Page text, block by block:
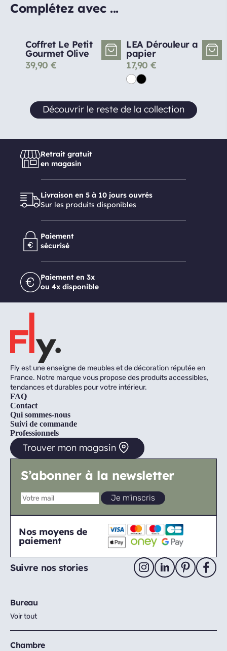
Complétez avec ...
Coffret Le Petit
Gourmet Olive
39,90 €
LEA Dérouleur a
papier
17,90 €
Découvrir le reste de la collection
Retrait gratuit
en magasin
Livraison en 5 à 10 jours ouvrés
Sur les produits disponibles
Paiement
sécurisé
Paiement en 3x
ou 4x disponible
Fly est une enseigne de meubles et de décoration réputée en
France. Notre marque vous propose des produits accessibles,
tendances et durables pour votre intérieur.
FAQ
Contact
Qui sommes-nous
Suivi de commande
Professionnels
Trouver mon magasin
S’abonner à la newsletter
Nos moyens de
paiement
Suivre nos stories
Bureau
Voir tout
Chambre